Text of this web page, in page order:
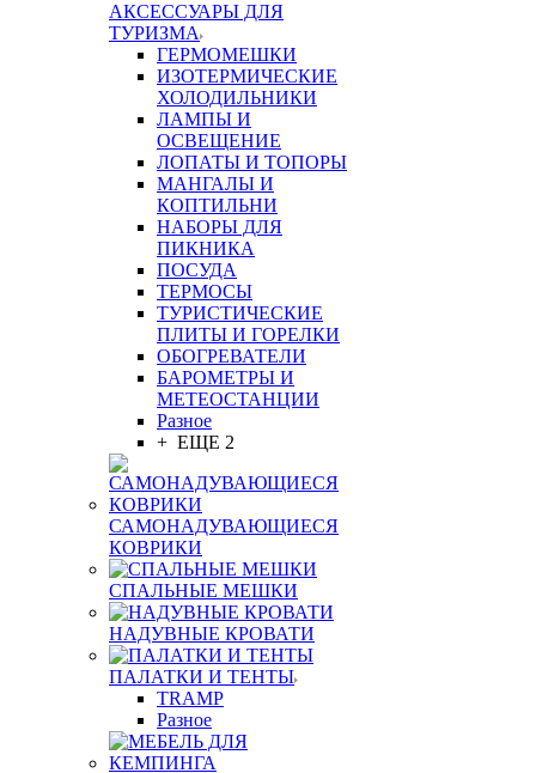
АКСЕССУАРЫ ДЛЯ
ТУРИЗМА
ГЕРМОМЕШКИ
ИЗОТЕРМИЧЕСКИЕ
ХОЛОДИЛЬНИКИ
ЛАМПЫ И
ОСВЕЩЕНИЕ
ЛОПАТЫ И ТОПОРЫ
МАНГАЛЫ И
КОПТИЛЬНИ
НАБОРЫ ДЛЯ
ПИКНИКА
ПОСУДА
ТЕРМОСЫ
ТУРИСТИЧЕСКИЕ
ПЛИТЫ И ГОРЕЛКИ
ОБОГРЕВАТЕЛИ
БАРОМЕТРЫ И
МЕТЕОСТАНЦИИ
Разное
+ ЕЩЕ 2
САМОНАДУВАЮЩИЕСЯ
КОВРИКИ
СПАЛЬНЫЕ МЕШКИ
НАДУВНЫЕ КРОВАТИ
ПАЛАТКИ И ТЕНТЫ
TRAMP
Разное